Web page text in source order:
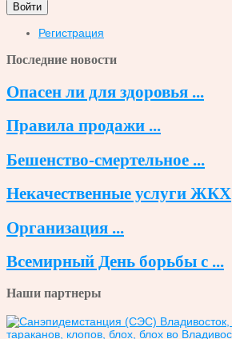
Войти
Регистрация
Последние новости
Опасен ли для здоровья ...
Правила продажи ...
Бешенство-смертельное ...
Некачественные услуги ЖКХ
Организация ...
Всемирный День борьбы с ...
Наши партнеры